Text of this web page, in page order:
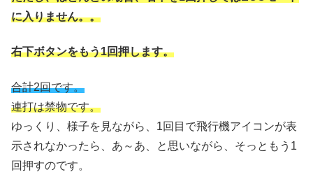
に入りません。。
右下ボタンをもう1回押します。
合計2回です。
連打は禁物です。
ゆっくり、様子を見ながら、1回目で飛行機アイコンが表
示されなかったら、あ～あ、と思いながら、そっともう1
回押すのです。